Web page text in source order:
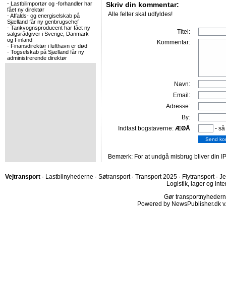
- Lastbilimportør og -forhandler har
fået ny direktør
-Affalds- og energiselskab på
Sjælland får ny genbrugschef
- Tankvognsproducent har fået ny
salgsrådgiver i Sverige, Danmark
og Finland
- Finansdirektør i lufthavn er død
- Togselskab på Sjælland får ny
administrerende direktør
Skriv din kommentar:
Alle felter skal udfyldes!
Titel:
Kommentar:
Navn:
Email:
Adresse:
By:
Indtast bogstaverne: ÆØÅ -
Bemærk: For at undgå misbrug bliver din
Vejtransport · Lastbilnyhederne · Søtransport · Transport 2025 · Flytransport ·
Logistik, lager og
Gør
Powered by NewsPublisher.dk